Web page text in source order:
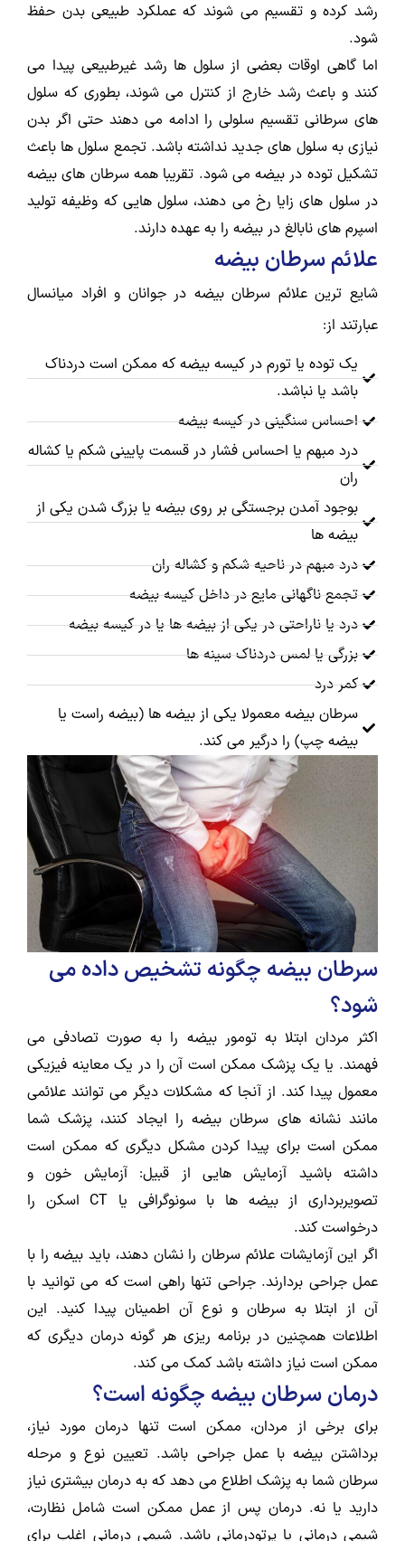
رشد کرده و تقسیم می شوند که عملکرد طبیعی بدن حفظ
شود.
اما گاهی اوقات بعضی از سلول ها رشد غیرطبیعی پیدا می
کنند و باعث رشد خارج از کنترل می شوند، بطوری که سلول
های سرطانی تقسیم سلولی را ادامه می دهند حتی اگر بدن
نیازی به سلول های جدید نداشته باشد. تجمع سلول ها باعث
تشکیل توده در بیضه می شود. تقریبا همه سرطان های بیضه
در سلول های زایا رخ می دهند، سلول هایی که وظیفه تولید
اسپرم های نابالغ در بیضه را به عهده دارند.
علائم سرطان بیضه
شایع ترین علائم سرطان بیضه در جوانان و افراد میانسال
عبارتند از:
یک توده یا تورم در کیسه بیضه که ممکن است دردناک
باشد یا نباشد.
احساس سنگینی در کیسه بیضه
درد مبهم یا احساس فشار در قسمت پایینی شکم یا کشاله
ران
بوجود آمدن برجستگی بر روی بیضه یا بزرگ شدن یکی از
بیضه ها
درد مبهم در ناحیه شکم و کشاله ران
تجمع ناگهانی مایع در داخل کیسه بیضه
درد یا ناراحتی در یکی از بیضه ها یا در کیسه بیضه
بزرگی یا لمس دردناک سینه ها
کمر درد
سرطان بیضه معمولا یکی از بیضه ها (بیضه راست یا
بیضه چپ) را درگیر می کند.
سرطان بیضه چگونه تشخیص داده می
شود؟
اکثر مردان ابتلا به تومور بیضه را به صورت تصادفی می
فهمند. یا یک پزشک ممکن است آن را در یک معاینه فیزیکی
معمول پیدا کند. از آنجا که مشکلات دیگر می توانند علائمی
مانند نشانه های سرطان بیضه را ایجاد کنند، پزشک شما
ممکن است برای پیدا کردن مشکل دیگری که ممکن است
داشته باشید آزمایش هایی از قبیل: آزمایش خون و
تصویربرداری از بیضه ها با سونوگرافی یا CT اسکن را
درخواست کند.
اگر این آزمایشات علائم سرطان را نشان دهند، باید بیضه را با
عمل جراحی بردارند. جراحی تنها راهی است که می توانید با
آن از ابتلا به سرطان و نوع آن اطمینان پیدا کنید. این
اطلاعات همچنین در برنامه ریزی هر گونه درمان دیگری که
ممکن است نیاز داشته باشد کمک می کند.
درمان سرطان بیضه چگونه است؟
برای برخی از مردان، ممکن است تنها درمان مورد نیاز،
برداشتن بیضه با عمل جراحی باشد. تعیین نوع و مرحله
سرطان شما به پزشک اطلاع می دهد که به درمان بیشتری نیاز
دارید یا نه. درمان پس از عمل ممکن است شامل نظارت،
شیمی درمانی یا پرتودرمانی باشد. شیمی درمانی اغلب برای